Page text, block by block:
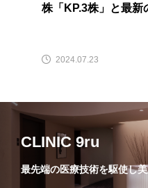
株「KP.3株」と最新
2024.07.23
CLINIC 9ru
最先端の医療技術を駆使し